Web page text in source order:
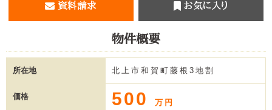
資料請求 お気に入り
物件概要
所在地 北上市和賀町藤根3地割
価格 500 万円